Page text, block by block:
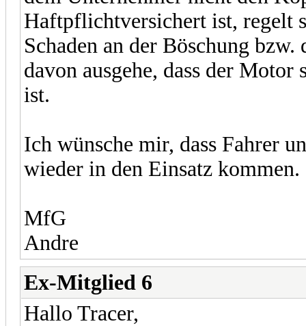
Haftpflichtversichert ist, regelt
Schaden an der Böschung
davon ausgehe, dass der Motor
ist.
Ich wünsche mir, dass Fahrer
wieder in den Einsatz kommen.
MfG
Andre
Ex-Mitglied 6
Hallo Tracer,